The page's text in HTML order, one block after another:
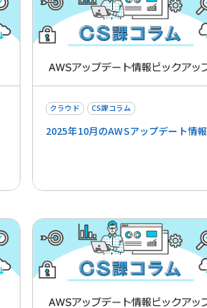
クラウド CS課コラム
2025年10月のAWSアップデート情報